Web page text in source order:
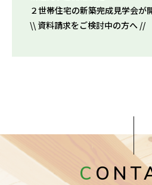
２世帯住宅の新築完成見学会が
\\ 資料請求をご検討中の方へ //